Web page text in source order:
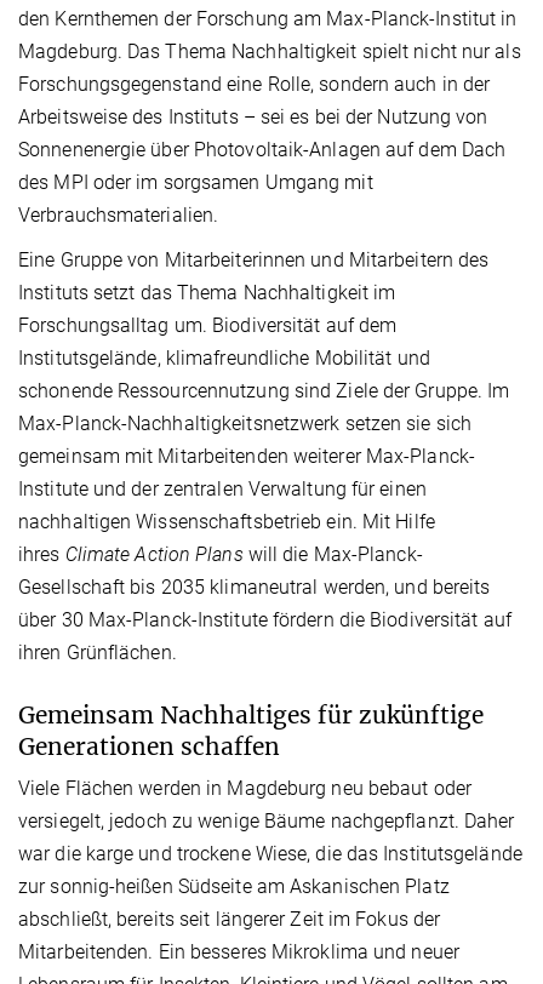
den Kernthemen der Forschung am Max-Planck-Institut in
Magdeburg. Das Thema Nachhaltigkeit spielt nicht nur als
Forschungsgegenstand eine Rolle, sondern auch in der
Arbeitsweise des Instituts – sei es bei der Nutzung von
Sonnenenergie über Photovoltaik-Anlagen auf dem Dach
des MPI oder im sorgsamen Umgang mit
Verbrauchsmaterialien.
Eine Gruppe von Mitarbeiterinnen und Mitarbeitern des
Instituts setzt das Thema Nachhaltigkeit im
Forschungsalltag um. Biodiversität auf dem
Institutsgelände, klimafreundliche Mobilität und
schonende Ressourcennutzung sind Ziele der Gruppe. Im
Max-Planck-Nachhaltigkeitsnetzwerk setzen sie sich
gemeinsam mit Mitarbeitenden weiterer Max-Planck-
Institute und der zentralen Verwaltung für einen
nachhaltigen Wissenschaftsbetrieb ein. Mit Hilfe
ihres Climate Action Plans will die Max-Planck-
Gesellschaft bis 2035 klimaneutral werden, und bereits
über 30 Max-Planck-Institute fördern die Biodiversität auf
ihren Grünflächen.
Gemeinsam Nachhaltiges für zukünftige
Generationen schaffen
Viele Flächen werden in Magdeburg neu bebaut oder
versiegelt, jedoch zu wenige Bäume nachgepflanzt. Daher
war die karge und trockene Wiese, die das Institutsgelände
zur sonnig-heißen Südseite am Askanischen Platz
abschließt, bereits seit längerer Zeit im Fokus der
Mitarbeitenden. Ein besseres Mikroklima und neuer